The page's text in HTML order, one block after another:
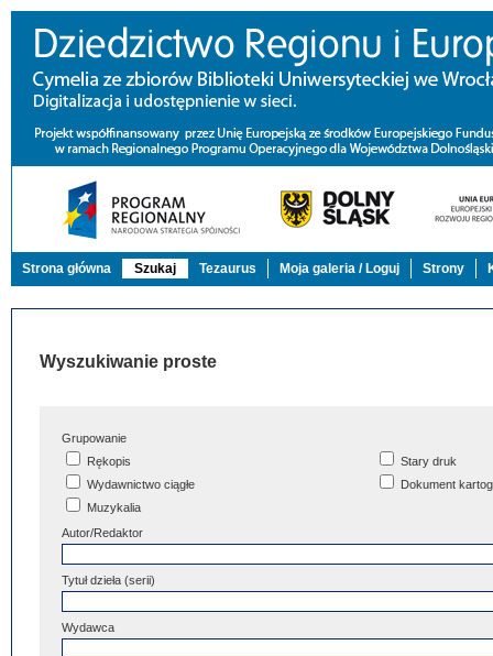
Strona główna Szukaj Tezaurus Moja galeria / Loguj Strony
Wyszukiwanie proste
Grupowanie
Rękopis
Stary druk
Wydawnictwo ciągłe
Dokument
Muzykalia
Autor/Redaktor
Tytuł dzieła (serii)
Wydawca